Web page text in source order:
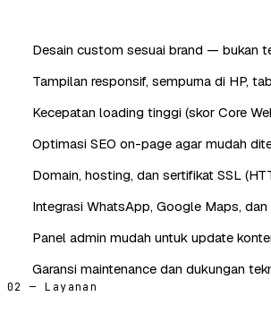
Desain custom sesuai brand — bukan
Tampilan responsif, sempurna di HP,
Kecepatan loading tinggi (skor Core
Optimasi SEO on-page agar mudah
Domain, hosting, dan sertifikat SSL
Integrasi WhatsApp, Google Maps,
Panel admin mudah untuk update
Garansi maintenance dan dukungan
02 — Layanan